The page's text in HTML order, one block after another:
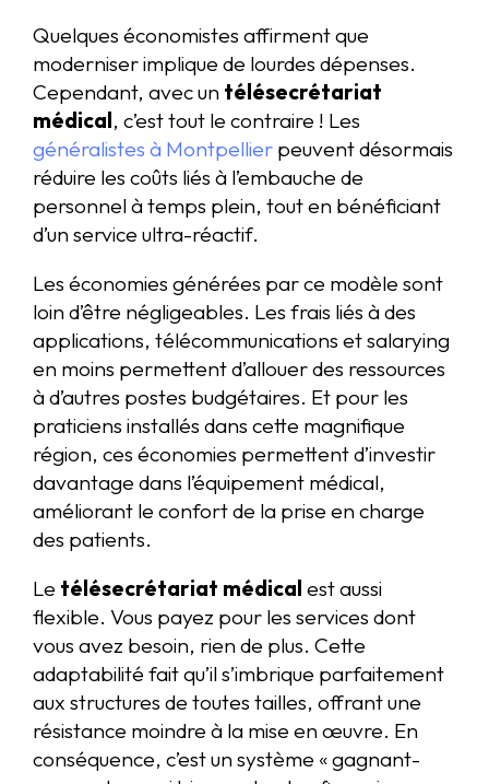
Quelques économistes affirment que
moderniser implique de lourdes dépenses.
Cependant, avec un télésecrétariat
médical, c’est tout le contraire ! Les
généralistes à Montpellier peuvent désormais
réduire les coûts liés à l’embauche de
personnel à temps plein, tout en bénéficiant
d’un service ultra-réactif.
Les économies générées par ce modèle sont
loin d’être négligeables. Les frais liés à des
applications, télécommunications et salarying
en moins permettent d’allouer des ressources
à d’autres postes budgétaires. Et pour les
praticiens installés dans cette magnifique
région, ces économies permettent d’investir
davantage dans l’équipement médical,
améliorant le confort de la prise en charge
des patients.
Le télésecrétariat médical est aussi
flexible. Vous payez pour les services dont
vous avez besoin, rien de plus. Cette
adaptabilité fait qu’il s’imbrique parfaitement
aux structures de toutes tailles, offrant une
résistance moindre à la mise en œuvre. En
conséquence, c’est un système « gagnant-